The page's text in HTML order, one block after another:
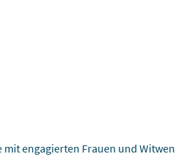
engagierten Frauen und